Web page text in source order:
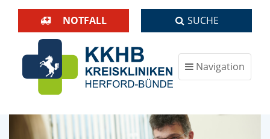
NOTFALL SUCHE
Navigation
ein-/ausblenden